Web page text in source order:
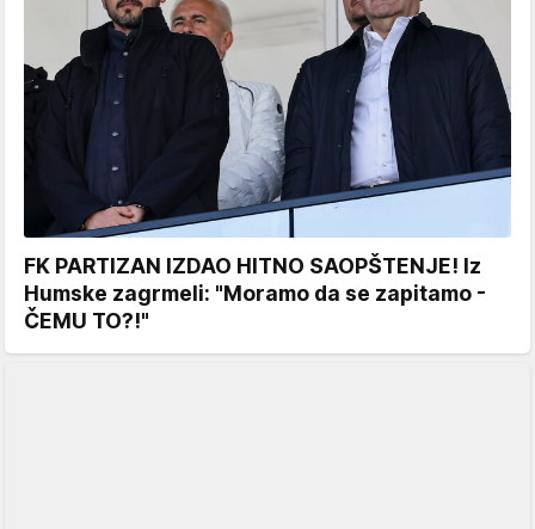
FK PARTIZAN IZDAO HITNO SAOPŠTENJE! Iz
Humske zagrmeli: "Moramo da se zapitamo -
ČEMU TO?!"